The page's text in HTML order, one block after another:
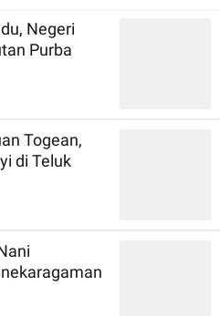
Negeri
Purba
Togean,
di Teluk